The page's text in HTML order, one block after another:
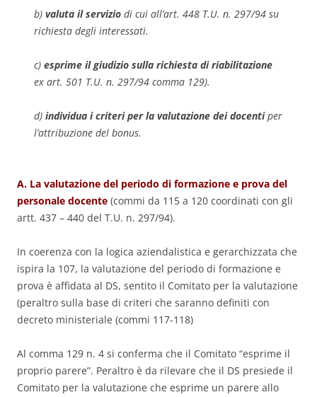
b) valuta il servizio di cui all’art. 448 T.U. n. 297/94 su
richiesta degli interessati.
c) esprime il giudizio sulla richiesta di riabilitazione
ex art. 501 T.U. n. 297/94 comma 129).
d) individua i criteri per la valutazione dei docentiper
l’attribuzione del bonus.
A. La valutazione del periodo di formazione e prova del
personale docente (commi da 115 a 120 coordinati con gli
artt. 437 – 440 del T.U. n. 297/94).
In coerenza con la logica aziendalistica e gerarchizzata che
ispira la 107, la valutazione del periodo di formazione e
prova è affidata al DS, sentito il Comitato per la valutazione
(peraltro sulla base di criteri che saranno definiti con
decreto ministeriale (commi 117-118)
Al comma 129 n. 4 si conferma che il Comitato “esprime il
proprio parere”. Peraltro è da rilevare che il DS presiede il
Comitato per la valutazione che esprime un parere allo